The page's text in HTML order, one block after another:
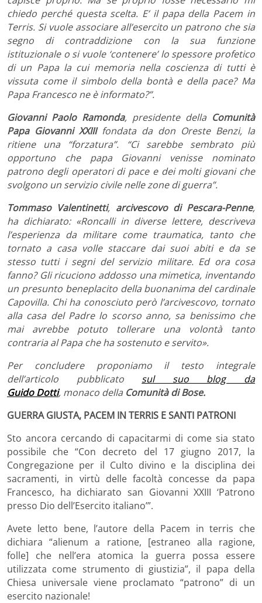
chiedo perché questa scelta. E’ il papa della Pacem in
Terris. Si vuole associare all’esercito un patrono che sia
segno di contraddizione con la sua funzione
istituzionale o si vuole ‘contenere’ lo spessore profetico
di un Papa la cui memoria nella coscienza di tutti è
vissuta come il simbolo della bontà e della pace? Ma
Papa Francesco ne è informato?”.
Giovanni Paolo Ramonda, presidente della Comunità
Papa Giovanni XXIIIfondata da don Oreste Benzi, la
ritiene una “forzatura”. “Ci sarebbe sembrato più
opportuno che papa Giovanni venisse nominato
patrono degli operatori di pace e dei molti giovani che
svolgono un servizio civile nelle zone di guerra”.
Tommaso Valentinetti, arcivescovo di Pescara-Penne,
ha dichiarato: «Roncalli in diverse lettere, descriveva
l’esperienza da militare come traumatica, tanto che
tornato a casa volle staccare dai suoi abiti e da se
stesso tutti i segni del servizio militare. Ed ora cosa
fanno? Gli ricuciono addosso una mimetica, inventando
un presunto beneplacito della buonanima del cardinale
Capovilla. Chi ha conosciuto però l’arcivescovo, tornato
alla casa del Padre lo scorso anno, sa benissimo che
mai avrebbe potuto tollerare una volontà tanto
contraria al Papa che ha sostenuto e servito».
Per concludere proponiamo il testo integrale
dell’articolo pubblicato sul suo blog da
Guido Dotti, monaco della Comunità di Bose.
GUERRA GIUSTA, PACEM IN TERRIS E SANTI PATRONI
Sto ancora cercando di capacitarmi di come sia stato
possibile che “Con decreto del 17 giugno 2017, la
Congregazione per il Culto divino e la disciplina dei
sacramenti, in virtù delle facoltà concesse da papa
Francesco, ha dichiarato san Giovanni XXIII ‘Patrono
presso Dio dell’Esercito italiano’”.
Avete letto bene, l’autore della Pacem in terris che
dichiara “alienum a ratione, [estraneo alla ragione,
folle] che nell’era atomica la guerra possa essere
utilizzata come strumento di giustizia”, il papa della
Chiesa universale viene proclamato “patrono” di un
esercito nazionale!